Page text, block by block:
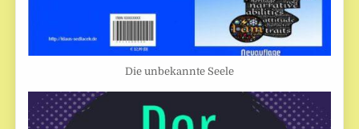
Die unbekannte Seele